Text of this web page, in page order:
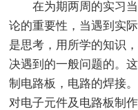
在为期两周的实习当
论的重要性，当遇到实
是思考，用所学的知识
决遇到的一般问题的。
制电路板，电路的焊接
对电子元件及电路板制